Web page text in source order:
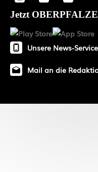
Jetzt
Unsere News-
Mail an die